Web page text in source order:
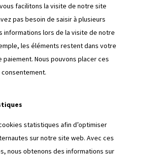
facilitons la visite de notre site
pas besoin de saisir à plusieurs
informations lors de la visite de notre
les éléments restent dans votre
paiement. Nous pouvons placer ces
statistiques afin d’optimiser
sur notre site web. Avec ces
nous obtenons des informations sur